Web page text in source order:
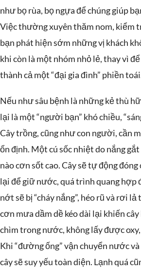
như bọ rùa, bọ ngựa để chúng giúp
Việc thường xuyên thăm nom, kiểm
bạn phát hiện sớm những vị khách
khi còn là một nhóm nhỏ lẻ, thay vì
thành cả một “đại gia đình” phiền
Nếu như sâu bệnh là những kẻ thù
lại là một “người bạn” khó chiều,
Cây trồng, cũng như con người, cần
ổn định. Một cú sốc nhiệt do nắng
nào cơn sốt cao. Cây sẽ tự động
lại để giữ nước, quá trình quang hợp
nớt sẽ bị “cháy nắng”, héo rũ và rơi
cơn mưa dầm dề kéo dài lại khiến cây
chìm trong nước, không lấy được
Khi “đường ống” vận chuyển nước
cây sẽ suy yếu toàn diện. Lạnh quá